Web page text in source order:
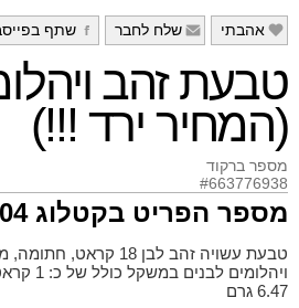
e אהבתי f שלח לחבר g שתף
טבעת זהב
(המחיר ירד !!!)
מספר ברקוד
#663776938
מספר הפריט בקטלוג 104
טבעת עשויה זהב לבן 18
6.47 גרם